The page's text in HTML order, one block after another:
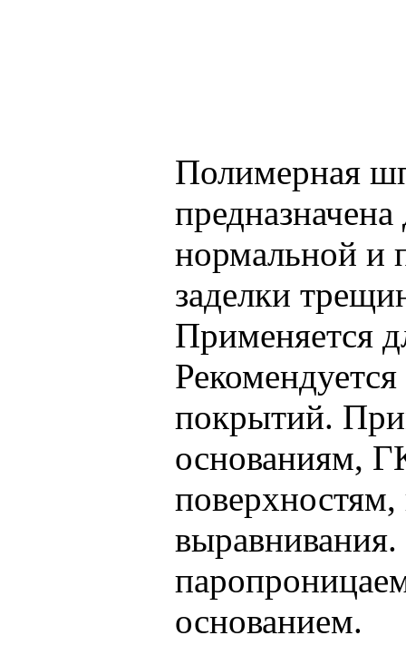
Полимерная
нормальной и
заделки
Применяется
покрытий.
основаниям,
выравнивания.
основанием.